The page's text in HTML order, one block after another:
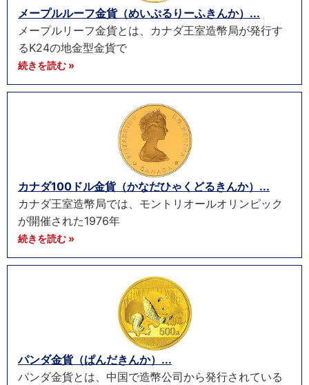
メープルルーフ金貨（めいぷるりーふきんか）...
メープルリーフ金貨とは、カナダ王室造幣局が発行す
るK24の地金型金貨で
続きを読む »
カナダ100ドル金貨（かなだひゃくどるきんか）...
カナダ王室造幣局では、モントリオールオリンピック
が開催された1976年
続きを読む »
パンダ金貨（ぱんだきんか）...
パンダ金貨とは、中国で造幣公司から発行されている